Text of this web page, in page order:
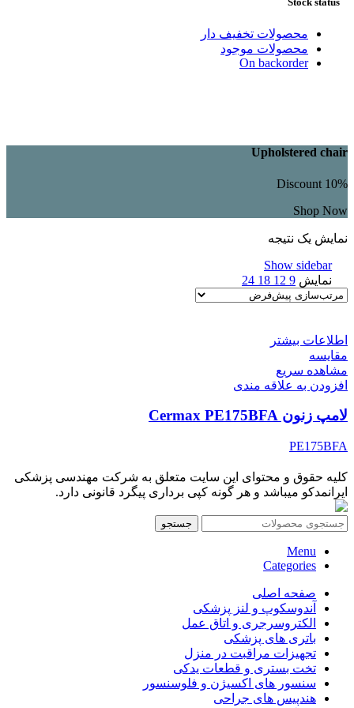
محصولات تخفیف دار
محصولات موجود
On backorder
Upholstered chair
Discount 10%
Shop Now
نمایش یک نتیجه
Show sidebar
نمایش 9
12
18
24
اطلاعات بیشتر
مقایسه
مشاهده سریع
افزودن به علاقه مندی
لامپ زنون Cermax PE175BFA
PE175BFA
کلیه حقوق و محتوای این سایت متعلق به شرکت مهندسی پزشکی
ایرانمدکو میباشد و هر گونه کپی برداری پیگرد قانونی دارد.
جستجو
Menu
Categories
صفحه اصلی
آندوسکوپ و لنز پزشکی
الکتروسرجری و اتاق عمل
باتری های پزشکی
تجهیزات مراقبت در منزل
تخت بستری و قطعات یدکی
سنسور های اکسیژن و فلوسنسور
هندپیس های جراحی